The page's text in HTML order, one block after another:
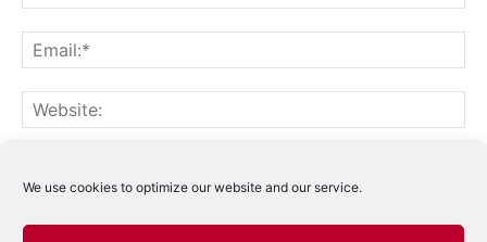
We use cookies to optimize our website and our service.
Notifică-mă prin email când sunt publicate articole noi.